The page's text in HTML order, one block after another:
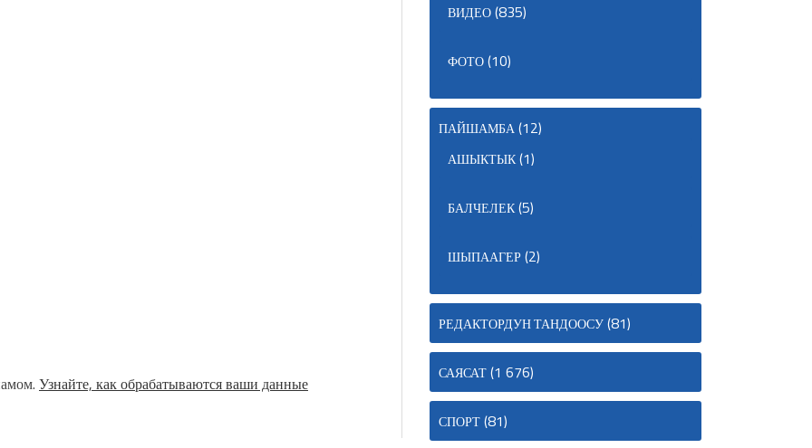
Узнайте, как обрабатываются ваши данные
ВИДЕО(835)
ФОТО(10)
ПАЙШАМБА(12)
АШЫКТЫК(1)
БАЛЧЕЛЕК(5)
ШЫПААГЕР(2)
РЕДАКТОРДУН ТАНДООСУ(81)
САЯСАТ(1 676)
СПОРТ(81)